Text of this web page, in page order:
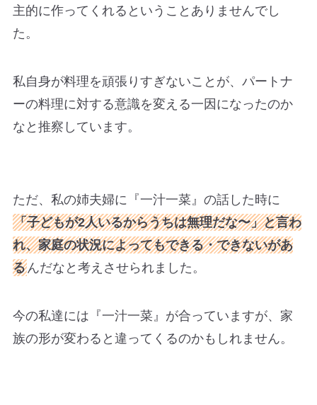
主的に作ってくれるということありませんでし
た。
私自身が料理を頑張りすぎないことが、パートナ
ーの料理に対する意識を変える一因になったのか
なと推察しています。
ただ、私の姉夫婦に『一汁一菜』の話した時に
「子どもが2人いるからうちは無理だな〜」と言わ
れ、家庭の状況によってもできる・できないがあ
るんだなと考えさせられました。
今の私達には『一汁一菜』が合っていますが、家
族の形が変わると違ってくるのかもしれません。